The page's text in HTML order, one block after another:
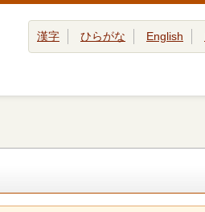
漢字 ひらがな English